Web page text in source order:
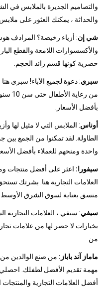
والتصاميم الجديرة بالملابس في
والحداثة ، يمكنك العثور على
شي إن: أزياء رخيصة؟ المرادف
والأكسسوارات اللامعة والقطع
حصرية كونها قسم زائد الحجم.
سبري: دعوة لجميع الآباء! سبري
من
بأفضل الأسعار.
أوناس: الملابس التي لا مثيل لها
الطاولة. لقد تمكنوا من الجمع بين
واحدة ومنحهم للعملاء بأفضل
سيفورا: اعثر على أفضل منتجات
العلامات التجارية هنا. بشرتك
منسق بعناية لسوق الشرق
سيفي: سيفي ، العلامات التجارية
بخيارات لا حصر لها من علامات
من
ماماز آند باباز: من صنع الوالدين من
مهمة تقديم الأفضل لطفلك.
أفضل العلامات التجارية والمنتجات